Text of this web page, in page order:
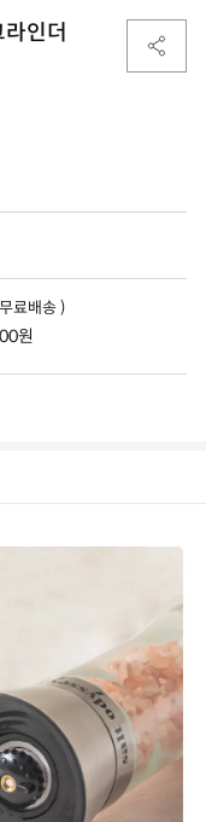
인더
료배송 )
원